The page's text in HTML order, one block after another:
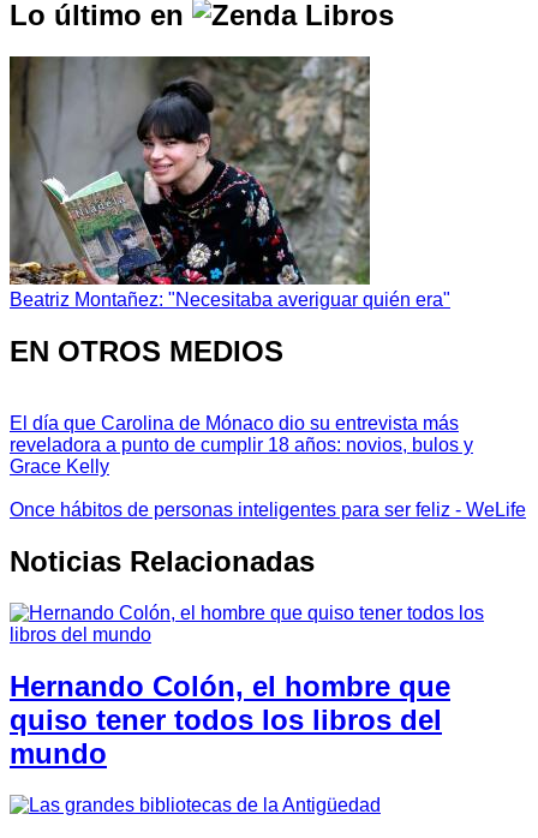
Lo último en
Beatriz Montañez: "Necesitaba averiguar quién era"
EN OTROS MEDIOS
El día que Carolina de Mónaco dio su entrevista más
reveladora a punto de cumplir 18 años: novios, bulos y
Grace Kelly
Once hábitos de personas inteligentes para ser feliz - WeLife
Noticias Relacionadas
Hernando Colón, el hombre que
quiso tener todos los libros del
mundo